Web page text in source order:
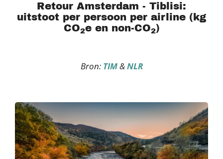
Retour Amsterdam - Tiblisi:
uitstoot per persoon per airline (kg
CO2e en non-CO2)
Bron: TIM&NLR